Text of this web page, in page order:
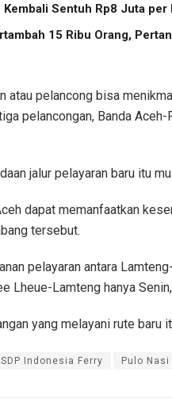
Kembali Sentuh Rp8 Juta
15 Ribu Orang,
atau pelancong bisa
pelancongan, Banda Aceh-
jalur pelayaran baru itu
dapat memanfaatkan
tersebut.
pelayaran antara
Lheue-Lamteng hanya
yang melayani rute baru
Indonesia Ferry Pulo Nasi